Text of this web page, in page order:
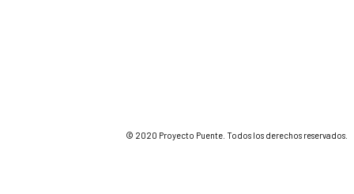
© 2020 Proyecto Puente. Todos los derechos reservados.